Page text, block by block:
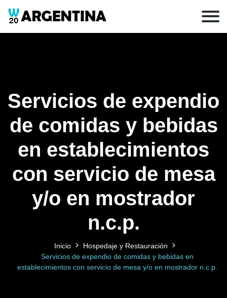
Servicios de expendio
de comidas y bebidas
en establecimientos
con servicio de mesa
y/o en mostrador
n.c.p.
Inicio
Hospedaje y Restauración
Servicios de expendio de comidas y bebidas en
establecimientos con servicio de mesa y/o en mostrador n.c.p.